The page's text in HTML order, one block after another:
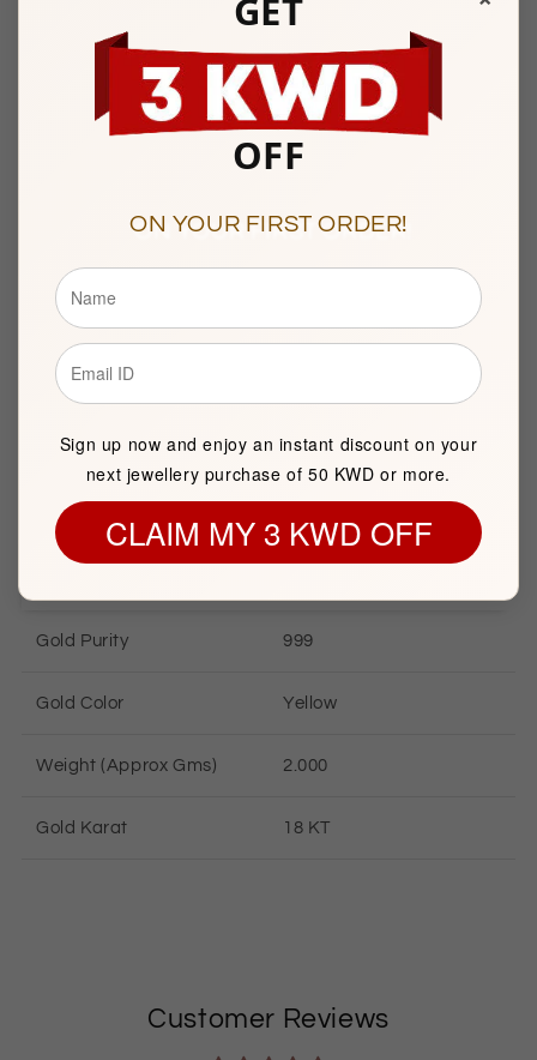
Description
Product Type
Brand
Item package quantity
Gold Purity 999
Gold Color Yellow
Weight (Approx Gms) 2.000
Gold Karat 18 KT
Customer Reviews
GET
OFF
ON YOUR FIRST ORDER!
Sign up now and enjoy an instant discount on your
next jewellery purchase of 50 KWD or more.
CLAIM MY 3 KWD OFF